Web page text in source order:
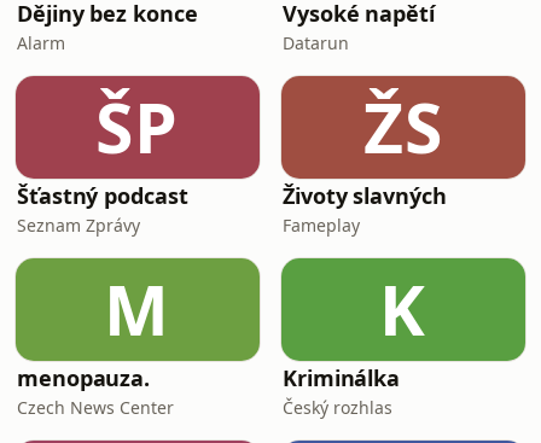
Dějiny bez konce
Alarm
Vysoké napětí
Datarun
ŠP
Šťastný podcast
Seznam Zprávy
ŽS
Životy slavných
Fameplay
M
menopauza.
Czech News Center
K
Kriminálka
Český rozhlas